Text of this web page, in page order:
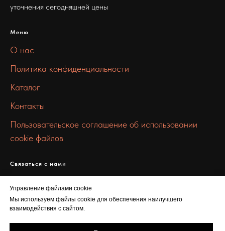
Управление файлами cookie
Мы используем файлы cookie для обеспечения наилучшего
взаимодействия с сайтом.
уточнения сегодняшней цены
Меню
О нас
Политика конфиденциальности
Каталог
Контакты
Пользовательское соглашение об использовании
cookie файлов
Связаться с нами
+7 912 299 4201